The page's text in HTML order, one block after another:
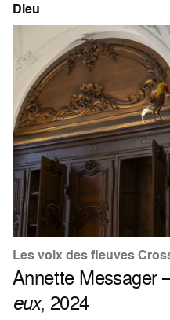
Dieu
Les voix des fleuves
Annette Messager
eux, 2024